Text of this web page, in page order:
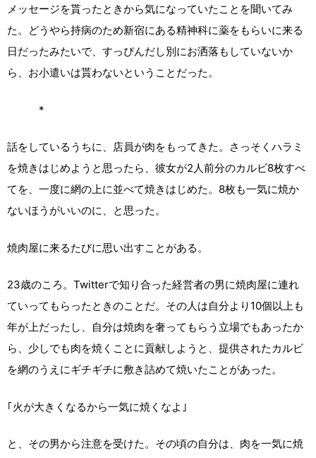
メッセージを貰ったときから気になっていたことを聞いてみ
た。どうやら持病のため新宿にある精神科に薬をもらいに来る
日だったみたいで、すっぴんだし別にお洒落もしていないか
ら、お小遣いは貰わないということだった。
*
話をしているうちに、店員が肉をもってきた。さっそくハラミ
を焼きはじめようと思ったら、彼女が2人前分のカルビ8枚すべ
てを、一度に網の上に並べて焼きはじめた。8枚も一気に焼か
ないほうがいいのに、と思った。
焼肉屋に来るたびに思い出すことがある。
23歳のころ。Twitterで知り合った経営者の男に焼肉屋に連れ
ていってもらったときのことだ。その人は自分より10個以上も
年が上だったし、自分は焼肉を奢ってもらう立場でもあったか
ら、少しでも肉を焼くことに貢献しようと、提供されたカルビ
を網のうえにギチギチに敷き詰めて焼いたことがあった。
｢火が大きくなるから一気に焼くなよ｣
と、その男から注意を受けた。その頃の自分は、肉を一気に焼